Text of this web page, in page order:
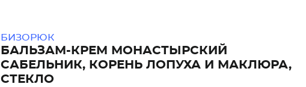
БИЗОРЮК
БАЛЬЗАМ-КРЕМ МОНАСТЫРСКИЙ
САБЕЛЬНИК, КОРЕНЬ ЛОПУХА И МАКЛЮРА,
СТЕКЛО